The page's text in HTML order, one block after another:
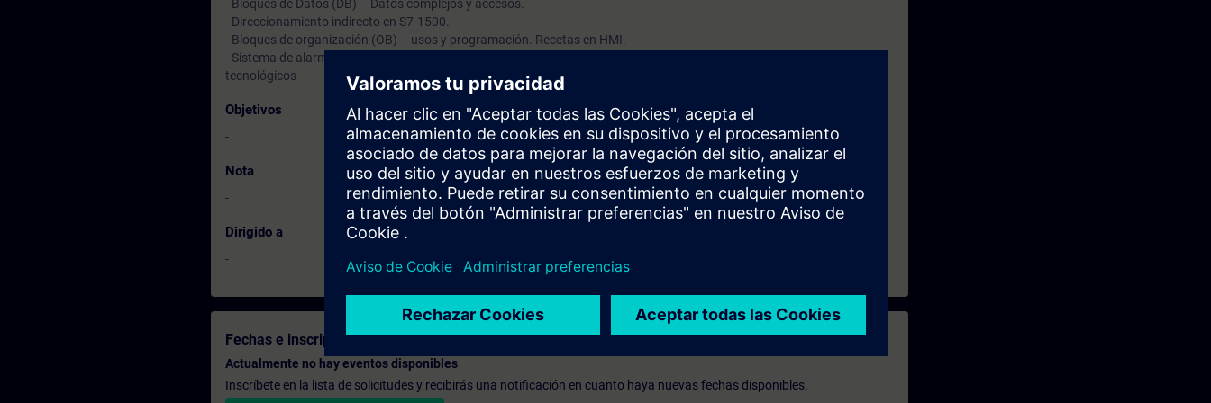
- Bloques de Datos (DB) – Datos complejos y accesos.
- Direccionamiento indirecto en S7-1500.
- Bloques de organización (OB) – usos y programación. Recetas en HMI.
- Sistema de alarmas de programa y diagnósticos (ProDiag). Introducción a Redes Industriales. Introducción a objetos
tecnológicos
Objetivos
-
Nota
-
Dirigido a
-
Fechas e inscripción
Actualmente no hay eventos disponibles
Inscríbete en la lista de solicitudes y recibirás una notificación en cuanto haya nuevas fechas disponibles.